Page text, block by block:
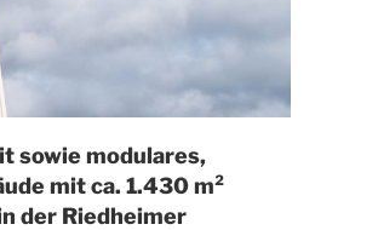
sowie modulares,
mit ca. 1.430 m²
der Riedheimer